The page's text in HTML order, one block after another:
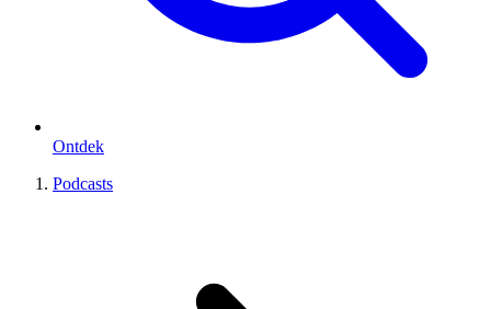
Ontdek
Podcasts